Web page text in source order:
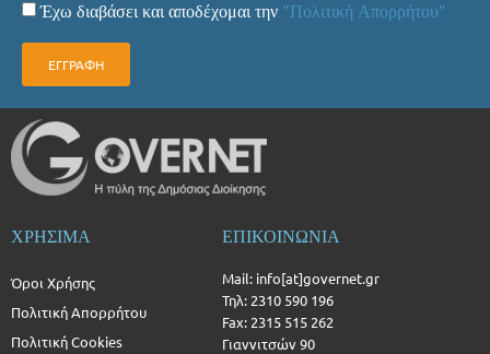
Έχω διαβάσει και αποδέχομαι την "Πολιτική Απορρήτου"
ΕΓΓΡΑΦΗ
ΧΡΗΣΙΜΑ
Όροι Χρήσης
Πολιτική Απορρήτου
Πολιτική Cookies
ΕΠΙΚΟΙΝΩΝΙΑ
Mail: info[at]governet.gr
Τηλ: 2310 590 196
Fax: 2315 515 262
Γιαννιτσών 90